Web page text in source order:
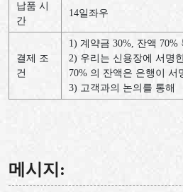
납품 시
간
14일좌우
결제 조
건
1) 계약금 30%, 잔액 70%
2) 우리는 신용장에 서명
70% 의 잔액은 은행이 서
3) 고객과의 논의를 통해
메시지: